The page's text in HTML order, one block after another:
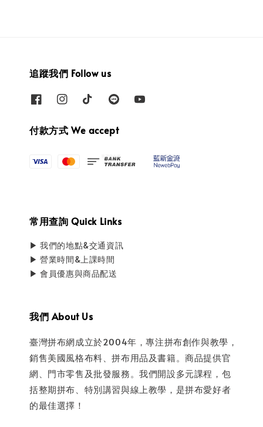
追蹤我們 Follow us
付款方式 We accept
常用查詢 Quick Links
▶ 我們的地點&交通資訊
▶ 營業時間&上課時間
▶ 會員優惠與商品配送
我們 About Us
臺灣拼布網成立於2004年，專注拼布創作與教學，
銷售美國風格布料、拼布用品及書籍。商品提供官
網、門市零售及批發服務。我們開設多元課程，包
括整期拼布、特別講習與線上教學，是拼布愛好者
的最佳選擇！